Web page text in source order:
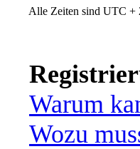
Alle Zeiten sind UTC +
Warum
Wozu